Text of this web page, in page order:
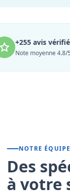
+255 avis
Note moyenne 4.8/5
NOTRE ÉQUIPE
Des
à votre